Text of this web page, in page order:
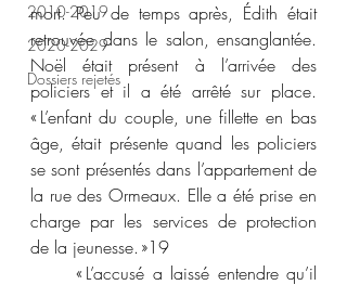
2010-2019
2020-2029
Dossiers rejetés
mort. Peu de temps après, Édith était
retrouvée dans le salon, ensanglantée.
Noël était présent à l’arrivée des
policiers et il a été arrêté sur place.
« L’enfant du couple, une fillette en bas
âge, était présente quand les policiers
se sont présentés dans l’appartement de
la rue des Ormeaux. Elle a été prise en
charge par les services de protection
de la jeunesse. »19
	« L’accusé a laissé entendre qu’il